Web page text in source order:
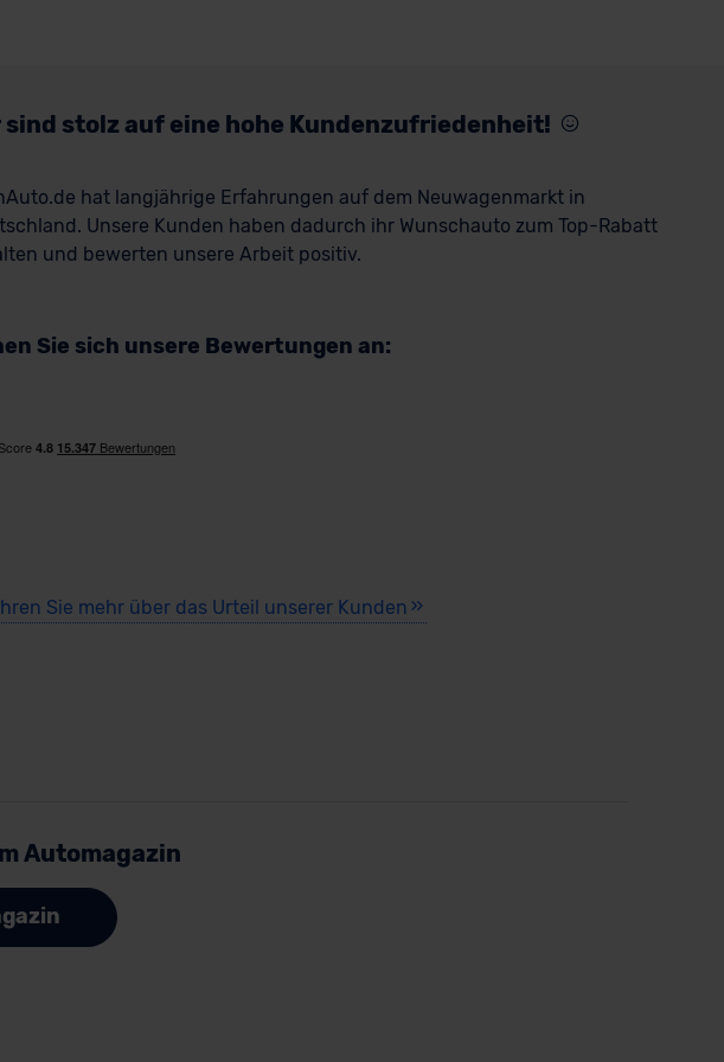
sind stolz auf eine hohe Kundenzufriedenheit!
hat langjährige Erfahrungen auf dem Neuwagenmarkt in
Unsere Kunden haben dadurch ihr Wunschauto zum Top-Rabatt
und bewerten unsere Arbeit positiv.
Sie sich unsere Bewertungen an:
Sie mehr über das Urteil unserer Kunden
Automagazin